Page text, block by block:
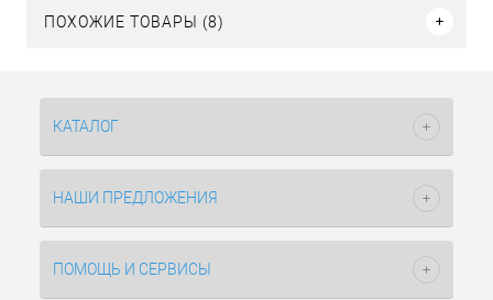
ПОХОЖИЕ ТОВАРЫ (8)
КАТАЛОГ
НАШИ ПРЕДЛОЖЕНИЯ
ПОМОЩЬ И СЕРВИСЫ